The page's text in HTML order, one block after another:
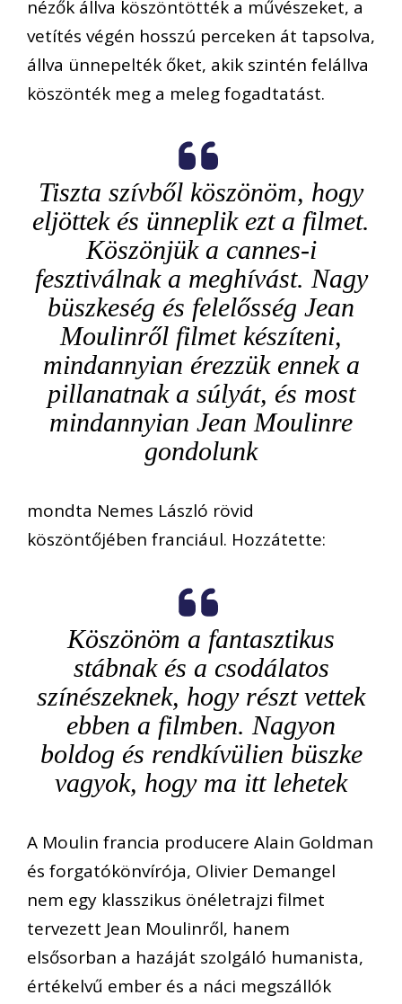
nézők állva köszöntötték a művészeket, a
vetítés végén hosszú perceken át tapsolva,
állva ünnepelték őket, akik szintén felállva
köszönték meg a meleg fogadtatást.
Tiszta szívből köszönöm, hogy
eljöttek és ünneplik ezt a filmet.
Köszönjük a cannes-i
fesztiválnak a meghívást. Nagy
büszkeség és felelősség Jean
Moulinről filmet készíteni,
mindannyian érezzük ennek a
pillanatnak a súlyát, és most
mindannyian Jean Moulinre
gondolunk
mondta Nemes László rövid
köszöntőjében franciául. Hozzátette:
Köszönöm a fantasztikus
stábnak és a csodálatos
színészeknek, hogy részt vettek
ebben a filmben. Nagyon
boldog és rendkívülien büszke
vagyok, hogy ma itt lehetek
A Moulin francia producere Alain Goldman
és forgatókönvírója, Olivier Demangel
nem egy klasszikus önéletrajzi filmet
tervezett Jean Moulinről, hanem
elsősorban a hazáját szolgáló humanista,
értékelvű ember és a náci megszállók